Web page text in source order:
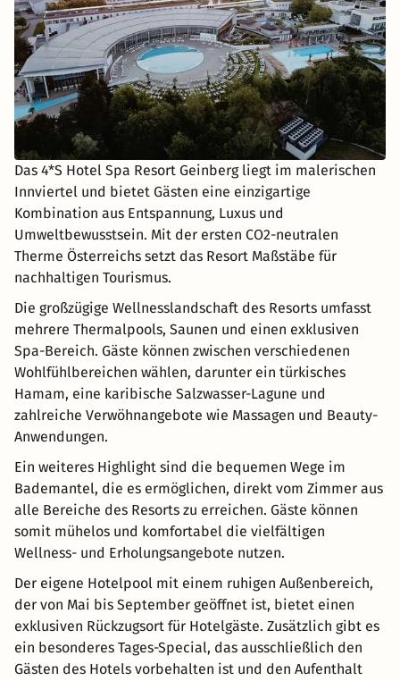
Das 4*S Hotel Spa Resort Geinberg liegt im malerischen
Innviertel und bietet Gästen eine einzigartige
Kombination aus Entspannung, Luxus und
Umweltbewusstsein. Mit der ersten CO2-neutralen
Therme Österreichs setzt das Resort Maßstäbe für
nachhaltigen Tourismus.
Die großzügige Wellnesslandschaft des Resorts umfasst
mehrere Thermalpools, Saunen und einen exklusiven
Spa-Bereich. Gäste können zwischen verschiedenen
Wohlfühlbereichen wählen, darunter ein türkisches
Hamam, eine karibische Salzwasser-Lagune und
zahlreiche Verwöhnangebote wie Massagen und Beauty-
Anwendungen.
Ein weiteres Highlight sind die bequemen Wege im
Bademantel, die es ermöglichen, direkt vom Zimmer aus
alle Bereiche des Resorts zu erreichen. Gäste können
somit mühelos und komfortabel die vielfältigen
Wellness- und Erholungsangebote nutzen.
Der eigene Hotelpool mit einem ruhigen Außenbereich,
der von Mai bis September geöffnet ist, bietet einen
exklusiven Rückzugsort für Hotelgäste. Zusätzlich gibt es
ein besonderes Tages-Special, das ausschließlich den
Gästen des Hotels vorbehalten ist und den Aufenthalt